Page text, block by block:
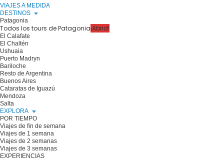
VIAJES A MEDIDA
DESTINOS
Patagonia
Todos los tours de Patagonia¡Abrid!
El Calafate
El Chaltén
Ushuaia
Puerto Madryn
Bariloche
Resto de Argentina
Buenos Aires
Cataratas de Iguazú
Mendoza
Salta
EXPLORA
POR TIEMPO
Viajes de fin de semana
Viajes de 1 semana
Viajes de 2 semanas
Viajes de 3 semanas
EXPERIENCIAS